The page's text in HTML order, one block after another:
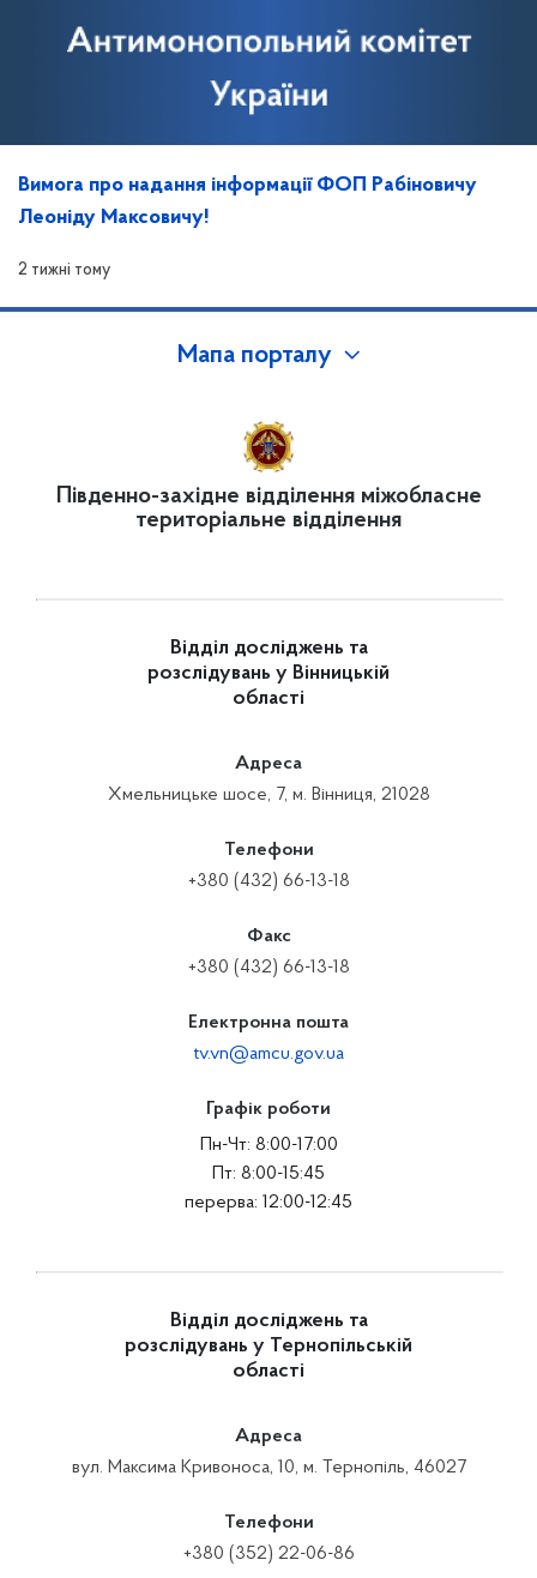
Вимога про надання інформації ФОП Рабіновичу
Леоніду Максовичу!
2 тижні тому
Мапа порталу
Південно-західне відділення міжобласне
територіальне відділення
Відділ досліджень та
розслідувань у Вінницькій
області
Адреса
Хмельницьке шосе, 7, м. Вінниця, 21028
Телефони
+380 (432) 66-13-18
Факс
+380 (432) 66-13-18
Електронна пошта
tv.vn@amcu.gov.ua
Графік роботи
Пн-Чт: 8:00-17:00
Пт: 8:00-15:45
перерва: 12:00-12:45
Відділ досліджень та
розслідувань у Тернопільській
області
Адреса
вул. Максима Кривоноса, 10, м. Тернопіль, 46027
Телефони
+380 (352) 22-06-86